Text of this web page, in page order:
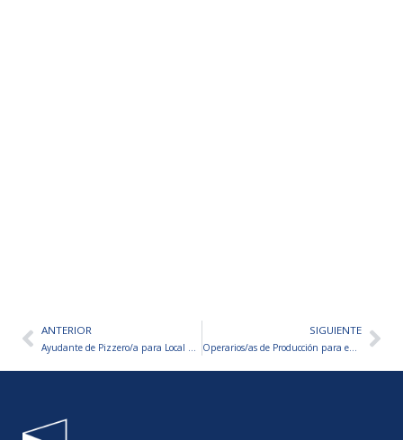
AntANTERIOR
Ayudante de Pizzero/a para Local Gastronómico
SIGUIENTE
Operarios/as de Producción para empresa Metalúrgica